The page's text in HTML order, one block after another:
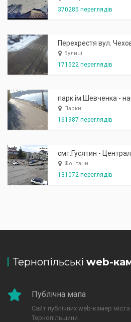
370285 переглядів
Перехрестя вул.
Вулиці
171522 переглядів
Парки
161987 переглядів
Фонтани
131072 переглядів
Тернопільські web-
Публічна мапа
Сайт публічних web-камер
Тернопільщини.